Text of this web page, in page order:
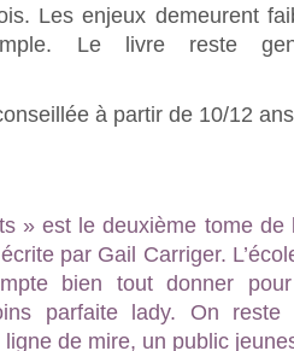
Les enjeux demeurent
Le livre reste
à partir de 10/12
» est le deuxième tome
par Gail Carriger.
bien tout donner
parfaite lady. On
de mire, un public